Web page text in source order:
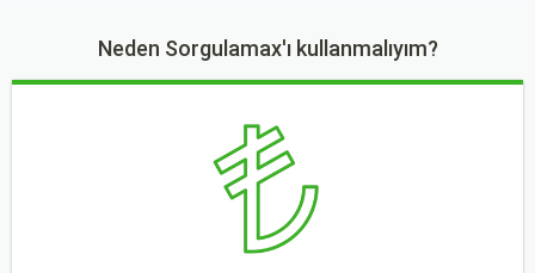
Neden Sorgulamax'ı kullanmalıyım?